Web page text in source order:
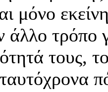
μόνο
άλλο τρόπο
τους,